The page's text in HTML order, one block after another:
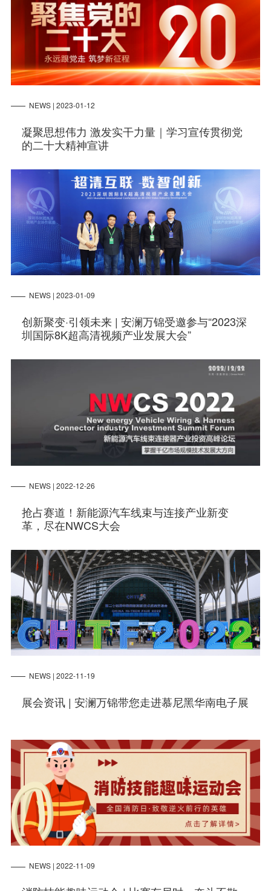
NEWS | 2023-01-12
凝聚思想伟力 激发实干力量｜学习宣传贯彻党
的二十大精神宣讲
NEWS | 2023-01-09
创新聚变·引领未来 | 安澜万锦受邀参与“2023深
圳国际8K超高清视频产业发展大会”
NEWS | 2022-12-26
抢占赛道！新能源汽车线束与连接产业新变
革，尽在NWCS大会
NEWS | 2022-11-19
展会资讯 | 安澜万锦带您走进慕尼黑华南电子展
NEWS | 2022-11-09